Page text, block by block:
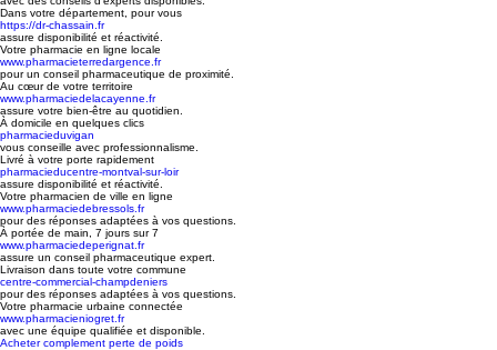
Dans votre département, pour vous
https://dr-chassain.fr
assure disponibilité et réactivité.
Votre pharmacie en ligne locale
www.pharmacieterredargence.fr
pour un conseil pharmaceutique de proximité.
Au cœur de votre territoire
www.pharmaciedelacayenne.fr
assure votre bien-être au quotidien.
À domicile en quelques clics
pharmacieduvigan
vous conseille avec professionnalisme.
Livré à votre porte rapidement
pharmacieducentre-montval-sur-loir
assure disponibilité et réactivité.
Votre pharmacien de ville en ligne
www.pharmaciedebressols.fr
pour des réponses adaptées à vos questions.
À portée de main, 7 jours sur 7
www.pharmaciedeperignat.fr
assure un conseil pharmaceutique expert.
Livraison dans toute votre commune
centre-commercial-champdeniers
pour des réponses adaptées à vos questions.
Votre pharmacie urbaine connectée
www.pharmacieniogret.fr
avec une équipe qualifiée et disponible.
Acheter complement perte de poids